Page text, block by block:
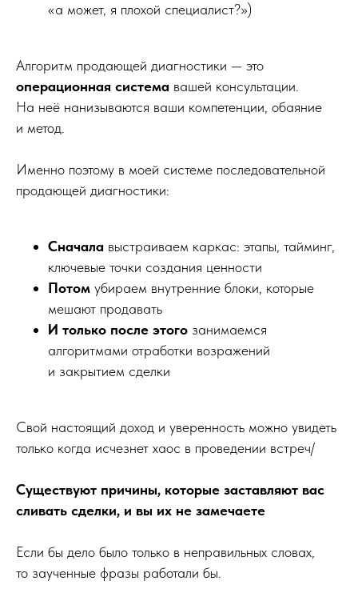
«а может, я плохой специалист?»)
Алгоритм продающей диагностики — это
операционная система вашей консультации.
На неё нанизываются ваши компетенции, обаяние
и метод.
Именно поэтому в моей системе последовательной
продающей диагностики:
Сначала выстраиваем каркас: этапы, тайминг,
ключевые точки создания ценности
Потом убираем внутренние блоки, которые
мешают продавать
И только после этого занимаемся
алгоритмами отработки возражений
и закрытием сделки
Свой настоящий доход и уверенность можно увидеть
только когда исчезнет хаос в проведении встреч/
Существуют причины, которые заставляют вас
сливать сделки, и вы их не замечаете
Если бы дело было только в неправильных словах,
то заученные фразы работали бы.